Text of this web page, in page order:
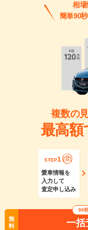
相
簡単90
複数の
最高額
STEP1
愛車情報を
入力して
査定申し込み
無
料
90
一括